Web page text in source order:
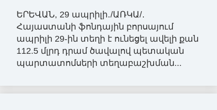
ԵՐԵՎԱՆ, 29 ապրիլի․/ԱՌԿԱ/․
Հայաստանի ֆոնդային բորսայում
ապրիլի 29-ին տեղի է ունեցել ավելի քան
112.5 մլրդ դրամ ծավալով պետական
պարտատոմսերի տեղաբաշխման...